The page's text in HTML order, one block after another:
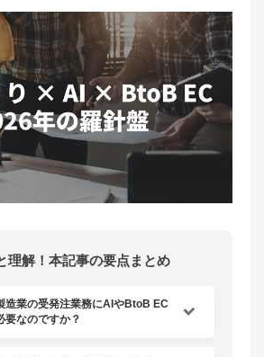
理解！本記事の要点まとめ
造業の受発注業務にAIやBtoB EC
要なのですか？